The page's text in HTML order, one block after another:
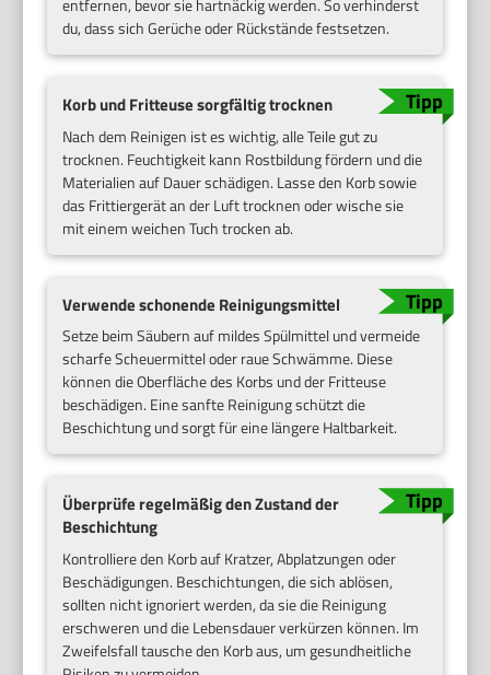
entfernen, bevor sie hartnäckig werden. So verhinderst
du, dass sich Gerüche oder Rückstände festsetzen.
Korb und Fritteuse sorgfältig trocknen
Nach dem Reinigen ist es wichtig, alle Teile gut zu
trocknen. Feuchtigkeit kann Rostbildung fördern und die
Materialien auf Dauer schädigen. Lasse den Korb sowie
das Frittiergerät an der Luft trocknen oder wische sie
mit einem weichen Tuch trocken ab.
Verwende schonende Reinigungsmittel
Setze beim Säubern auf mildes Spülmittel und vermeide
scharfe Scheuermittel oder raue Schwämme. Diese
können die Oberfläche des Korbs und der Fritteuse
beschädigen. Eine sanfte Reinigung schützt die
Beschichtung und sorgt für eine längere Haltbarkeit.
Überprüfe regelmäßig den Zustand der
Beschichtung
Kontrolliere den Korb auf Kratzer, Abplatzungen oder
Beschädigungen. Beschichtungen, die sich ablösen,
sollten nicht ignoriert werden, da sie die Reinigung
erschweren und die Lebensdauer verkürzen können. Im
Zweifelsfall tausche den Korb aus, um gesundheitliche